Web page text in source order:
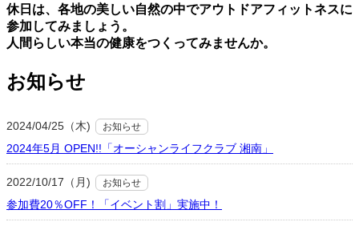
休⽇は、各地の美しい⾃然の中でアウトドアフィットネスに
参加してみましょう。
⼈間らしい本当の健康をつくってみませんか。
お知らせ
2024/04/25（木) お知らせ
2024年5月 OPEN!!「オーシャンライフクラブ 湘南」
2022/10/17（月) お知らせ
参加費20％OFF！「イベント割」実施中！